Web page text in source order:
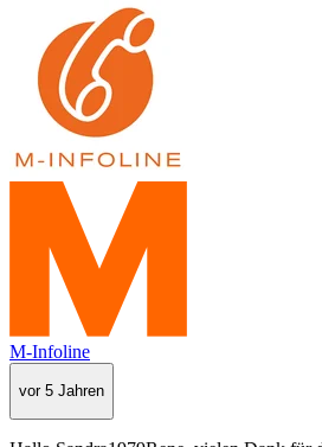
M-Infoline
vor 5 Jahren